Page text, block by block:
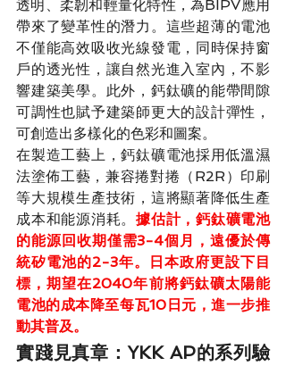
透明、柔韌和輕量化特性，為BIPV應用
帶來了變革性的潛力。這些超薄的電池
不僅能高效吸收光線發電，同時保持窗
戶的透光性，讓自然光進入室內，不影
響建築美學。此外，鈣鈦礦的能帶間隙
可調性也賦予建築師更大的設計彈性，
可創造出多樣化的色彩和圖案。
在製造工藝上，鈣鈦礦電池採用低溫濕
法塗佈工藝，兼容捲對捲（R2R）印刷
等大規模生產技術，這將顯著降低生產
成本和能源消耗。 據估計，鈣鈦礦電池
的能源回收期僅需3-4個月，遠優於傳
統矽電池的2-3年。日本政府更設下目
標，期望在2040年前將鈣鈦礦太陽能
電池的成本降至每瓦10日元，進一步推
動其普及。
實踐見真章：YKK AP的系列驗